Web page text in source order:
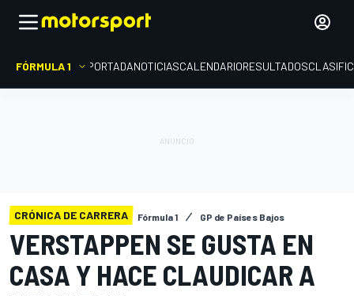
FÓRMULA 1 PORTADANOTICIASCALENDARIORESULTADOS
CRÓNICA DE CARRERA Fórmula 1 GP de Países Bajos
VERSTAPPEN SE GUSTA EN
CASA Y HACE CLAUDICAR A